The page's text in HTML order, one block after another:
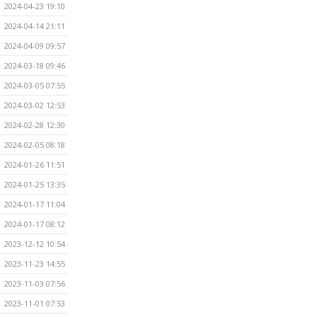
2024-04-23 19:10
2024-04-14 21:11
2024-04-09 09:57
2024-03-18 09:46
2024-03-05 07:55
2024-03-02 12:53
2024-02-28 12:30
2024-02-05 08:18
2024-01-26 11:51
2024-01-25 13:35
2024-01-17 11:04
2024-01-17 08:12
2023-12-12 10:54
2023-11-23 14:55
2023-11-03 07:56
2023-11-01 07:53